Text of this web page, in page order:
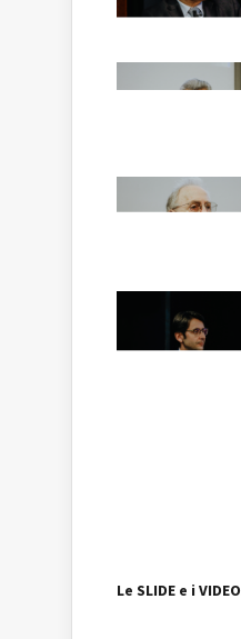
Le SLIDE e i VIDEO